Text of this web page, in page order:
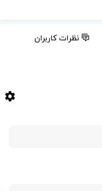
نظرات کاربران